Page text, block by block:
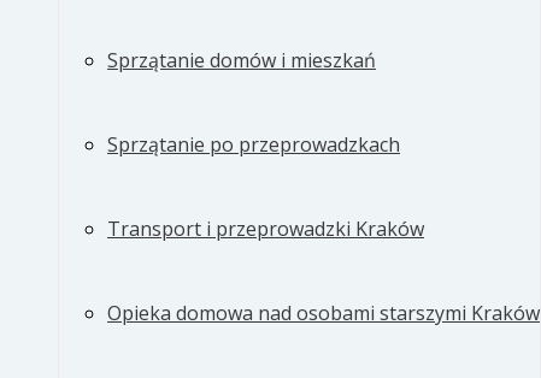
Sprzątanie domów i mieszkań
Sprzątanie po przeprowadzkach
Transport i przeprowadzki Kraków
Opieka domowa nad osobami starszymi Kraków